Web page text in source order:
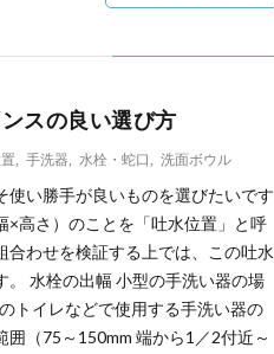
スの良い選び方
,手洗器 ,水栓・蛇口 ,洗面ボウル
使い勝手が良いものを選びたいです
×高さ）のことを「吐水位置」と呼
合わせを検証する上では、この吐水
水栓の出幅 小型の手洗い器の場
トイレなどで使用する手洗い器の
（75～150mm 端から1／2付近～